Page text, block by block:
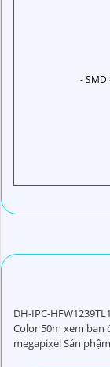
- SMD
DH-IPC-
Color 50m xem ban
megapixel Sản